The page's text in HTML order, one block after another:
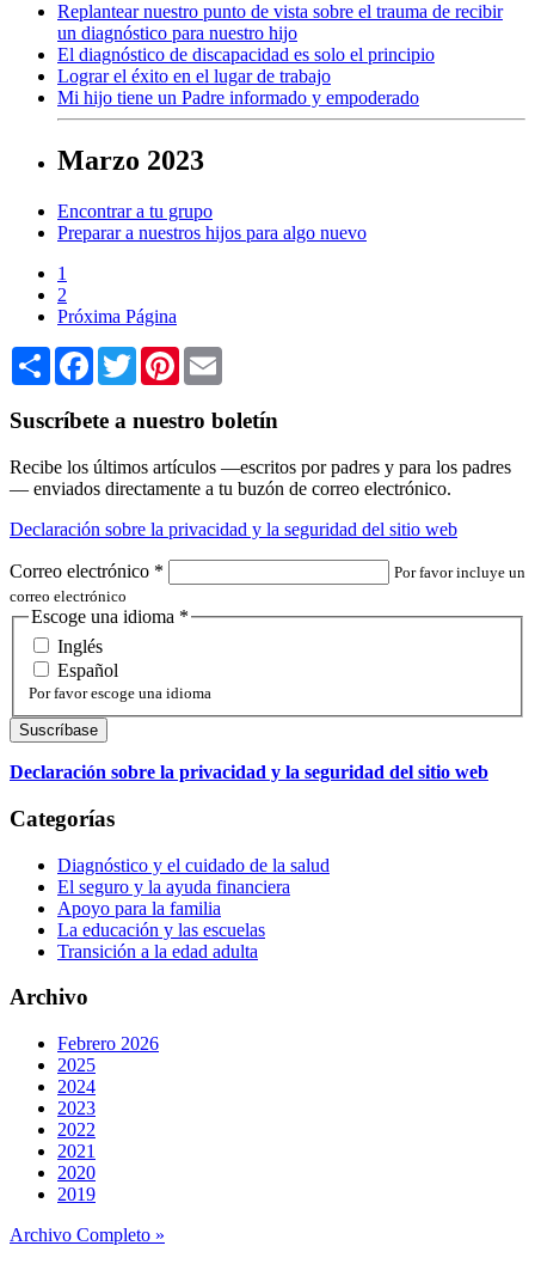
Replantear nuestro punto de vista sobre el trauma de recibir
un diagnóstico para nuestro hijo
El diagnóstico de discapacidad es solo el principio
Lograr el éxito en el lugar de trabajo
Mi hijo tiene un Padre informado y empoderado
Marzo 2023
Encontrar a tu grupo
Preparar a nuestros hijos para algo nuevo
1
2
Próxima Página
Share Facebook
TwitterPinterest
Suscríbete a nuestro boletín
Recibe los últimos artículos —escritos por padres y para los padres
— enviados directamente a tu buzón de correo electrónico.
Declaración sobre la privacidad y la seguridad del sitio web
Correo electrónico *
Por favor incluye un
correo electrónico
Escoge una idioma *
Inglés
Español
Por favor escoge una idioma
Declaración sobre la privacidad y la seguridad del sitio web
Categorías
Diagnóstico y el cuidado de la salud
El seguro y la ayuda financiera
Apoyo para la familia
La educación y las escuelas
Transición a la edad adulta
Archivo
Febrero 2026
2025
2024
2023
2022
2021
2020
2019
Archivo Completo »